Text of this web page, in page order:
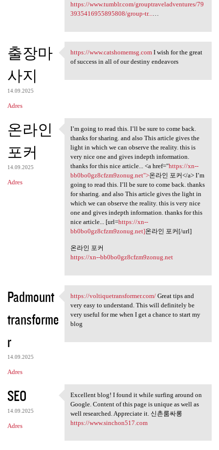
https://www.tumblr.com/grouptraveladventures/79
3935416955895808/group-tr...…
출장마
사지
14.09.2025
Adres
https://www.catshomemsg.com I
https://www.catshomemsg.comI wish for the great
of success in all of our destiny endeavors
온라인
포커
14.09.2025
Adres
I’m going to read this. I’ll
I’m going to read this. I’ll be sure to come back.
thanks for sharing. and also This article gives the
light in which we can observe the reality. this is
very nice one and gives indepth information.
thanks for this nice article... <a href="https://xn--
bb0bo0gz8cfzm9zonug.net">온라인 포커</a> I’m
going to read this. I’ll be sure to come back. thanks
for sharing. and also This article gives the light in
which we can observe the reality. this is very nice
one and gives indepth information. thanks for this
nice article... [url=https://xn--
bb0bo0gz8cfzm9zonug.net]온라인 포커[/url]
온라인 포커
https://xn--bb0bo0gz8cfzm9zonug.net
Padmount
transforme
r
14.09.2025
Adres
https://voltiquetransformer
https://voltiquetransformer.com/Great tips and
very easy to understand. This will definitely be
very useful for me when I get a chance to start my
blog
SEO
14.09.2025
Adres
Excellent blog! I found it
Excellent blog! I found it while surfing around on
Google. Content of this page is unique as well as
well researched. Appreciate it. 신촌룸싸롱
https://www.sinchon517.com